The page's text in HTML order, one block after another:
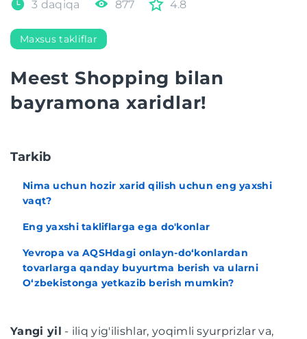
3 daqiqa 877 4.8
Maxsus takliflar
Meest Shopping bilan
bayramona xaridlar!
Tarkib
Nima uchun hozir xarid qilish uchun eng yaxshi
vaqt?
Eng yaxshi takliflarga ega do'konlar
Yevropa va AQSHdagi onlayn-do‘konlardan
tovarlarga qanday buyurtma berish va ularni
O‘zbekistonga yetkazib berish mumkin?
Yangi yil - iliq yig'ilishlar, yoqimli syurprizlar va,